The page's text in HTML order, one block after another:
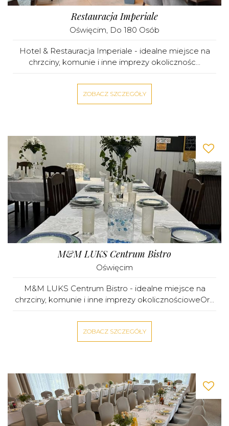
Restauracja Imperiale
Oświęcim, Do 180 Osób
Hotel & Restauracja Imperiale - idealne miejsce na
chrzciny, komunie i inne imprezy okolicznośc...
ZOBACZ SZCZEGÓŁY
M&M LUKS Centrum Bistro
Oświęcim
M&M LUKS Centrum Bistro - idealne miejsce na
chrzciny, komunie i inne imprezy okolicznościoweOr...
ZOBACZ SZCZEGÓŁY